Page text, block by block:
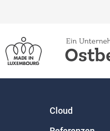
Cloud